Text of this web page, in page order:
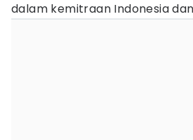
dalam kemitraan Indonesia